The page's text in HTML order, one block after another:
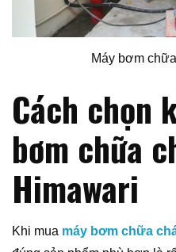
Máy bơm
Cách chọn
bơm chữa
Himawari
Khi mua máy bơm chữa